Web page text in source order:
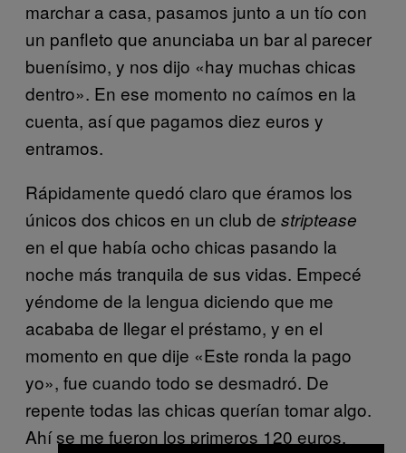
marchar a casa, pasamos junto a un tío con
un panfleto que anunciaba un bar al parecer
buenísimo, y nos dijo «hay muchas chicas
dentro». En ese momento no caímos en la
cuenta, así que pagamos diez euros y
entramos.
Rápidamente quedó claro que éramos los
únicos dos chicos en un club de striptease
en el que había ocho chicas pasando la
noche más tranquila de sus vidas. Empecé
yéndome de la lengua diciendo que me
acababa de llegar el préstamo, y en el
momento en que dije «Este ronda la pago
yo», fue cuando todo se desmadró. De
repente todas las chicas querían tomar algo.
Ahí se me fueron los primeros 120 euros.